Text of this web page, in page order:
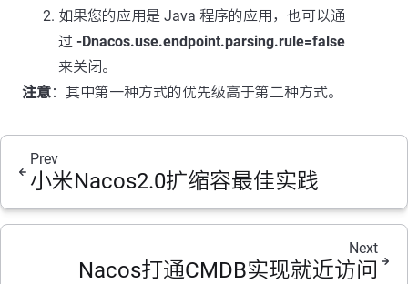
如果您的应用是 Java 程序的应用，也可以通
过 -Dnacos.use.endpoint.parsing.rule=false
来关闭。
注意：其中第一种方式的优先级高于第二种方式。
Prev
小米Nacos2.0扩缩容最佳实践
Next
Nacos打通CMDB实现就近访问